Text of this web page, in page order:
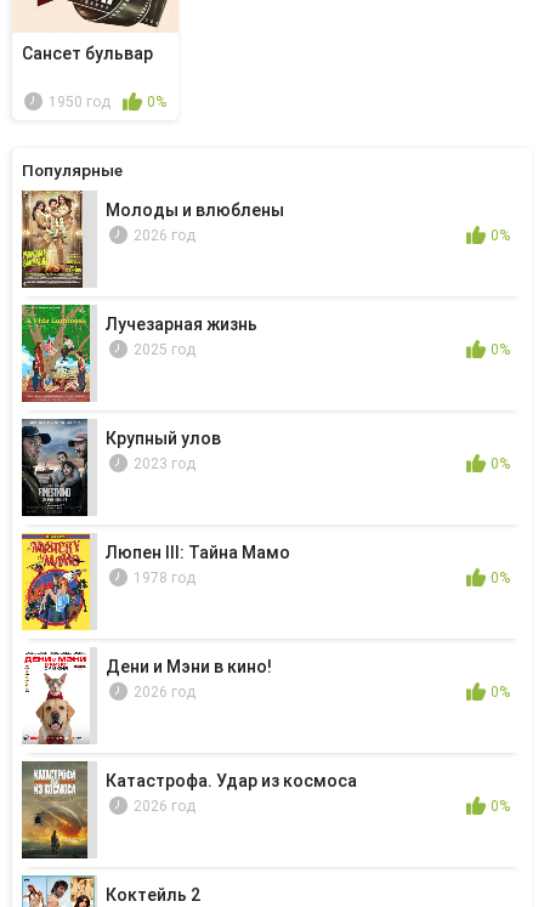
Популярные
Молоды и влюблены
2026 год 0%
Лучезарная жизнь
2025 год 0%
Крупный улов
2023 год 0%
Люпен III: Тайна Мамо
1978 год 0%
Дени и Мэни в кино!
2026 год 0%
Катастрофа. Удар из космоса
2026 год 0%
Коктейль 2
Сансет бульвар
1950 год 0%